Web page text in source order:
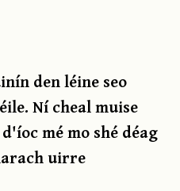
den léine seo
Ní cheal muise
mé mo shé déag
uirre